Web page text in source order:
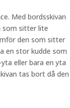
Med bordsskivan
som sitter lite
den som sitter
en stor kudde som
eller bara en yta
tas bort då den